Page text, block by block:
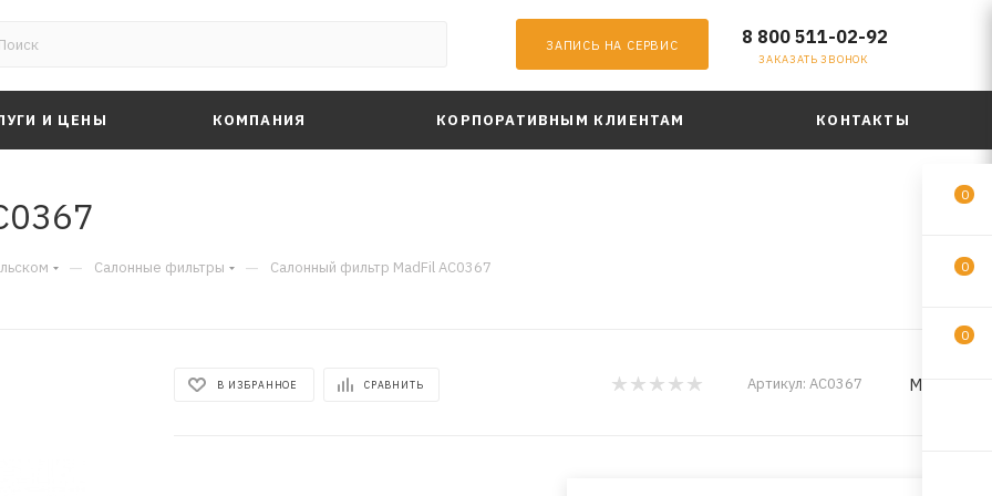
ЗАПИСЬ НА СЕРВИС 8 800 511-02-92
ЗАКАЗАТЬ ЗВОНОК
И ЦЕНЫ КОМПАНИЯ КОРПОРАТИВНЫМ КЛИЕНТАМ КОНТАКТЫ
— Салонные фильтры — Салонный фильтр MadFil AC0367
В ИЗБРАННОЕ СРАВНИТЬ Артикул: AC0367 MadFil
0
0
0